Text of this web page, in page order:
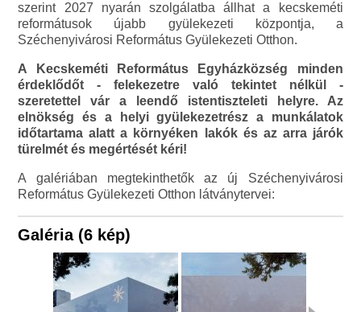
szerint 2027 nyarán szolgálatba állhat a kecskeméti
reformátusok újabb gyülekezeti központja, a
Széchenyivárosi Református Gyülekezeti Otthon.
A Kecskeméti Református Egyházközség minden
érdeklődőt - felekezetre való tekintet nélkül -
szeretettel vár a leendő istentiszteleti helyre. Az
elnökség és a helyi gyülekezetrész a munkálatok
időtartama alatt a környéken lakók és az arra járók
türelmét és megértését kéri!
A galériában megtekinthetők az új Széchenyivárosi
Református Gyülekezeti Otthon látványtervei:
Galéria (6 kép)